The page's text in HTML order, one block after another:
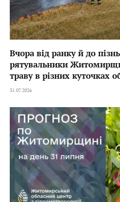
Вчора від ранку й до
рятувальники
траву в різних куточках
31.07.2026